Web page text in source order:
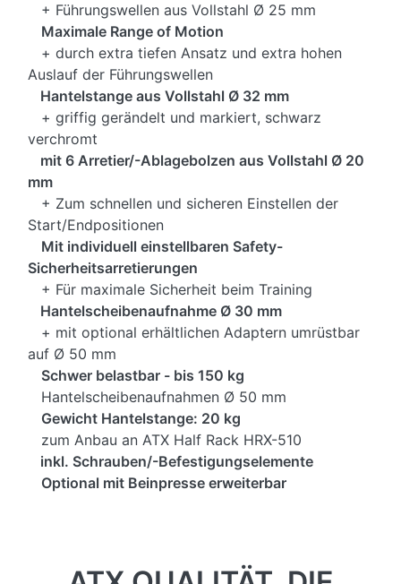
+ Führungswellen aus Vollstahl Ø 25 mm
Maximale Range of Motion
+ durch extra tiefen Ansatz und extra hohen
Auslauf der Führungswellen
Hantelstange aus Vollstahl Ø 32 mm
+ griffig gerändelt und markiert, schwarz
verchromt
mit 6 Arretier/-Ablagebolzen aus Vollstahl Ø 20
mm
+ Zum schnellen und sicheren Einstellen der
Start/Endpositionen
Mit individuell einstellbaren Safety-
Sicherheitsarretierungen
+ Für maximale Sicherheit beim Training
Hantelscheibenaufnahme Ø 30 mm
+ mit optional erhältlichen Adaptern umrüstbar
auf Ø 50 mm
Schwer belastbar - bis 150 kg
Hantelscheibenaufnahmen Ø 50 mm
Gewicht Hantelstange: 20 kg
zum Anbau an ATX Half Rack HRX-510
inkl. Schrauben/-Befestigungselemente
Optional mit Beinpresse erweiterbar